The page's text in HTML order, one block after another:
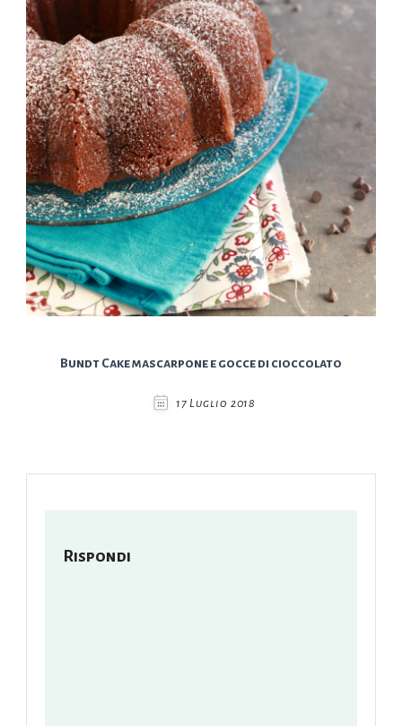
Bundt Cake mascarpone e gocce di cioccolato
17 Luglio 2018
Rispondi